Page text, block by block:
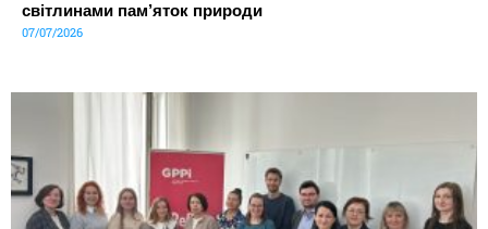
світлинами пам’яток природи
07/07/2026